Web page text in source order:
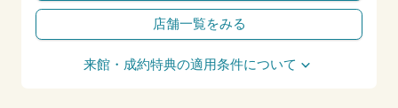
店舗一覧をみる
来館・成約特典の適用条件について